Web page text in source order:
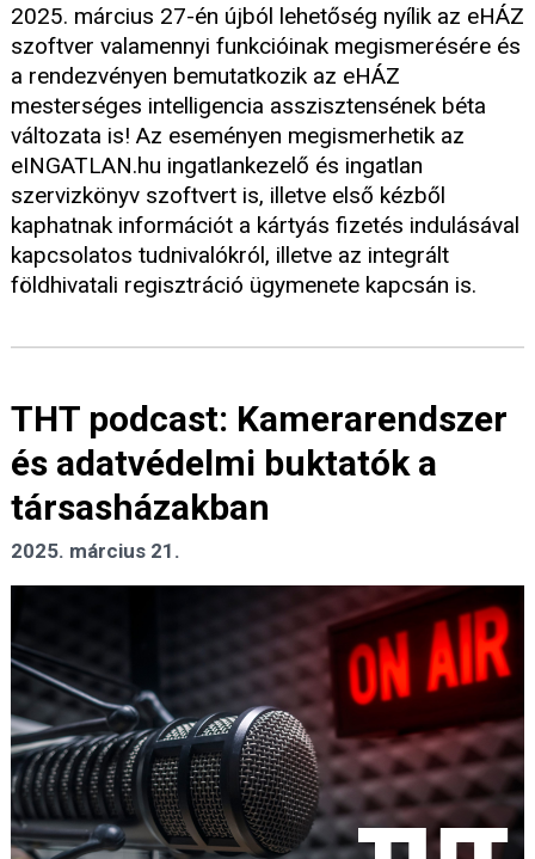
2025. március 27-én újból lehetőség nyílik az eHÁZ
szoftver valamennyi funkcióinak megismerésére és
a rendezvényen bemutatkozik az eHÁZ
mesterséges intelligencia asszisztensének béta
változata is! Az eseményen megismerhetik az
eINGATLAN.hu ingatlankezelő és ingatlan
szervizkönyv szoftvert is, illetve első kézből
kaphatnak információt a kártyás fizetés indulásával
kapcsolatos tudnivalókról, illetve az integrált
földhivatali regisztráció ügymenete kapcsán is.
THT podcast: Kamerarendszer
és adatvédelmi buktatók a
társasházakban
2025. március 21.